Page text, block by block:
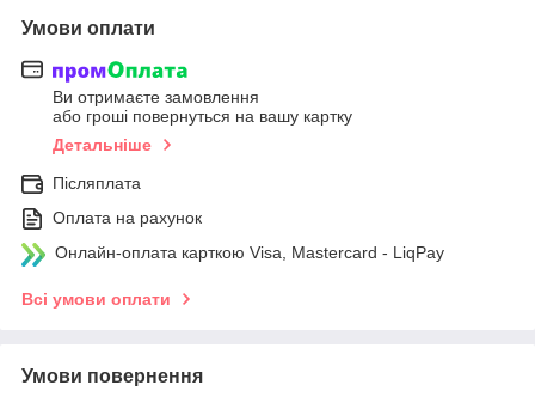
Умови оплати
Ви отримаєте замовлення
або гроші повернуться на вашу картку
Детальніше
Післяплата
Оплата на рахунок
Онлайн-оплата карткою Visa, Mastercard - LiqPay
Всі умови оплати
Умови повернення